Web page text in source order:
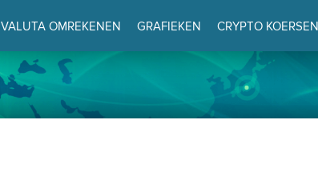
VALUTA OMREKENEN GRAFIEKEN CRYPTO KOERSEN